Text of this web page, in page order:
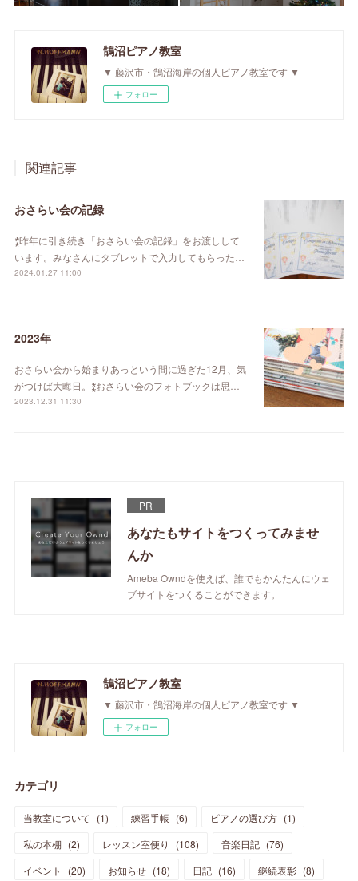
鵠沼ピアノ教室
▼ 藤沢市・鵠沼海岸の個人ピアノ教室です ▼
フォロー
関連記事
おさらい会の記録
⁑昨年に引き続き「おさらい会の記録」をお渡しして
います。みなさんにタブレットで入力してもらった…
2024.01.27 11:00
2023年
おさらい会から始まりあっという間に過ぎた12月、気
がつけば大晦日。⁑おさらい会のフォトブックは思…
2023.12.31 11:30
PR
あなたもサイトをつくってみませ
んか
Ameba Owndを使えば、誰でもかんたんにウェ
ブサイトをつくることができます。
鵠沼ピアノ教室
▼ 藤沢市・鵠沼海岸の個人ピアノ教室です ▼
フォロー
カテゴリ
当教室について (1) 練習手帳 (6) ピアノの選び方 (1)
私の本棚 (2) レッスン室便り (108) 音楽日記 (76)
イベント
(20) お知らせ (18) 日記 (16) 継続表彰 (8)